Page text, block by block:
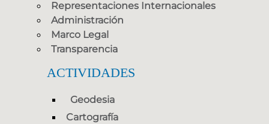
Representaciones Internacionales
Administración
Marco Legal
Transparencia
ACTIVIDADES
Geodesia
Cartografía